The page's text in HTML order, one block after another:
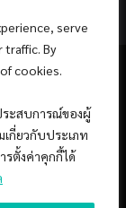
serve
By
cookies.
ระสบการณ์ของผู้
เกี่ยวกับประเภท
รตั้งค่าคุกกี้ได้